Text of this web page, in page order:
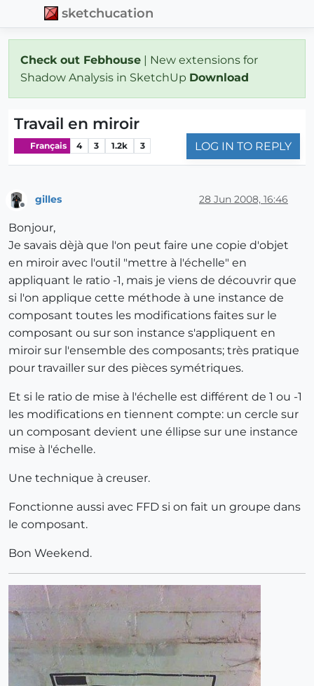
sketchucation
Check out Febhouse | New extensions for
Shadow Analysis in SketchUp Download
Travail en miroir
Français 4 3 1.2k 3 LOG IN TO REPLY
gilles 28 Jun 2008, 16:46
Bonjour,
Je savais dèjà que l'on peut faire une copie d'objet
en miroir avec l'outil "mettre à l'échelle" en
appliquant le ratio -1, mais je viens de découvrir que
si l'on applique cette méthode à une instance de
composant toutes les modifications faites sur le
composant ou sur son instance s'appliquent en
miroir sur l'ensemble des composants; très pratique
pour travailler sur des pièces symétriques.
Et si le ratio de mise à l'échelle est différent de 1 ou -1
les modifications en tiennent compte: un cercle sur
un composant devient une éllipse sur une instance
mise à l'échelle.
Une technique à creuser.
Fonctionne aussi avec FFD si on fait un groupe dans
le composant.
Bon Weekend.